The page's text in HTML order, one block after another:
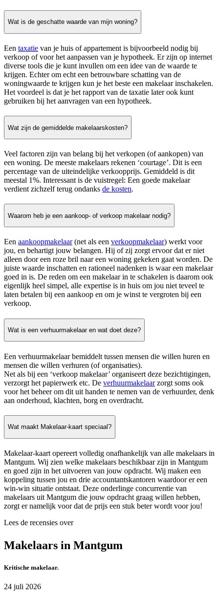
Wat is de geschatte waarde van mijn woning?
Een taxatie van je huis of appartement is bijvoorbeeld nodig bij
verkoop of voor het aanpassen van je hypotheek. Er zijn op internet
diverse tools die je kunt invullen om een idee van de waarde te
krijgen. Echter om echt een betrouwbare schatting van de
woningwaarde te krijgen kun je het beste een makelaar inschakelen.
Het voordeel is dat je het rapport van de taxatie later ook kunt
gebruiken bij het aanvragen van een hypotheek.
Wat zijn de gemiddelde makelaarskosten?
Veel factoren zijn van belang bij het verkopen (of aankopen) van
een woning. De meeste makelaars rekenen ‘courtage’. Dit is een
percentage van de uiteindelijke verkoopprijs. Gemiddeld is dit
meestal 1%. Interessant is de vuistregel: Een goede makelaar
verdient zichzelf terug ondanks de kosten.
Waarom heb je een aankoop- of verkoop makelaar nodig?
Een aankoopmakelaar(net als een verkoopmakelaar) werkt voor
jou, en behartigt jouw belangen. Hij of zij zorgt ervoor dat er niet
alleen door een roze bril naar een woning gekeken gaat worden. De
juiste waarde inschatten en rationeel nadenken is waar een makelaar
goed in is. De reden om een makelaar in te schakelen is daarom ook
eigenlijk heel simpel, alle expertise is in huis om jou niet teveel te
laten betalen bij een aankoop en om je winst te vergroten bij een
verkoop.
Wat is een verhuurmakelaar en wat doet deze?
Een verhuurmakelaar bemiddelt tussen mensen die willen huren en
mensen die willen verhuren (of organisaties).
Net als bij een ‘verkoop makelaar’ organiseert deze bezichtigingen,
verzorgt het papierwerk etc. De verhuurmakelaarzorgt soms ook
voor het beheer om dit uit handen te nemen van de verhuurder, denk
aan onderhoud, klachten, borg en overdracht.
Wat maakt Makelaar-kaart speciaal?
Makelaar-kaart opereert volledig onafhankelijk van alle makelaars in
Mantgum. Wij zien welke makelaars beschikbaar zijn in Mantgum
en goed zijn in het uitvoeren van jouw opdracht. Wij maken een
koppeling tussen jou en drie accountantskantoren waardoor er een
win-win situatie ontstaat. Deze onderlinge concurrentie van
makelaars uit Mantgum die jouw opdracht graag willen hebben,
zorgt er namelijk voor dat de prijs een stuk beter wordt voor jou!
Lees de recensies over
Makelaars in Mantgum
Kritische makelaar.
24 juli 2026